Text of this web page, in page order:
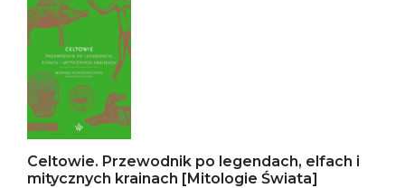
Celtowie. Przewodnik po legendach, elfach i
mitycznych krainach [Mitologie Świata]